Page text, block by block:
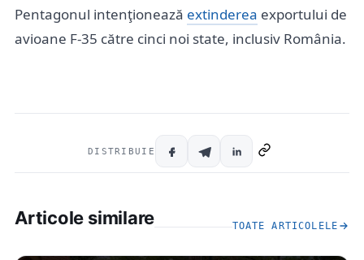
Pentagonul intenţionează extinderea exportului de
avioane F-35 către cinci noi state, inclusiv România.
DISTRIBUIE
Articole similare TOATE ARTICOLELE